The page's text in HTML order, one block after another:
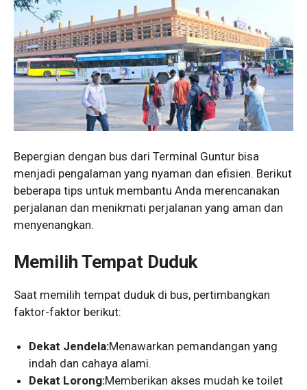
Bepergian dengan bus dari Terminal Guntur bisa
menjadi pengalaman yang nyaman dan efisien. Berikut
beberapa tips untuk membantu Anda merencanakan
perjalanan dan menikmati perjalanan yang aman dan
menyenangkan.
Memilih Tempat Duduk
Saat memilih tempat duduk di bus, pertimbangkan
faktor-faktor berikut:
Dekat Jendela:Menawarkan pemandangan yang
indah dan cahaya alami.
Dekat Lorong:Memberikan akses mudah ke toilet